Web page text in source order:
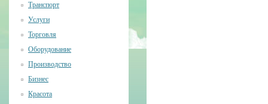
Транспорт
Услуги
Торговля
Оборудование
Производство
Бизнес
Красота